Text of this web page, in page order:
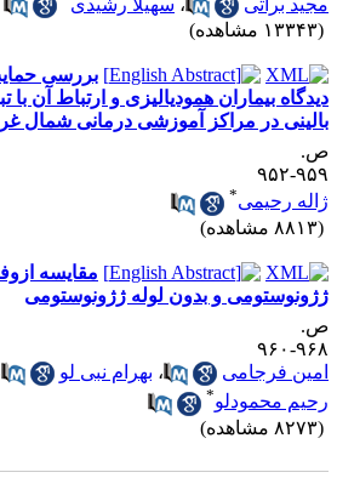
بررسی
بیماران همودیالیزی و ارتباط آن با
در مراکز آموزشی درمانی شمال غرب
۹۵۲
رحیمی
مقایسه
و بدون لوله ژژونوستومی
۹۶۰
فرجامی
،بهرام نبی لو ،
محمودلو*